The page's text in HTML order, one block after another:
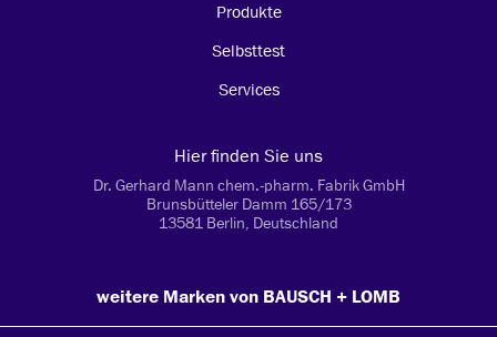
Produkte
Selbsttest
Services
Hier finden Sie uns
Dr. Gerhard Mann chem.-pharm. Fabrik GmbH
Brunsbütteler Damm 165/173
13581 Berlin, Deutschland
weitere Marken von BAUSCH + LOMB